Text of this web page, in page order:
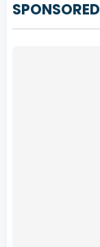
SPONSORED